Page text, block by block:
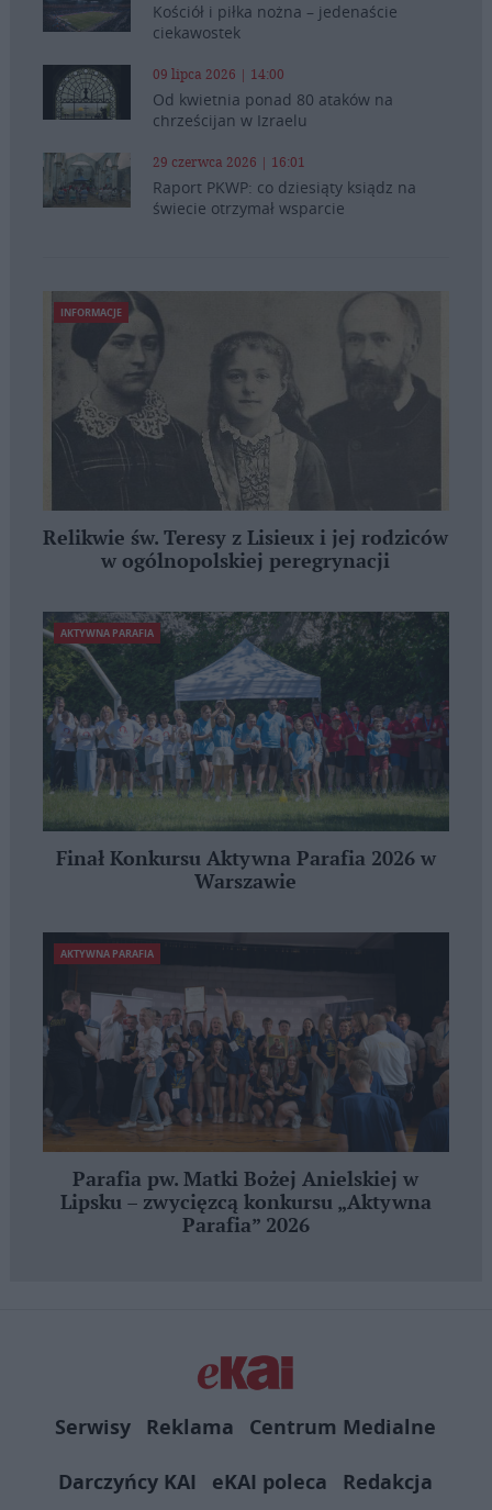
Kościół i piłka nożna – jedenaście
ciekawostek
09 lipca 2026 | 14:00
Od kwietnia ponad 80 ataków na
chrześcijan w Izraelu
29 czerwca 2026 | 16:01
Raport PKWP: co dziesiąty ksiądz na
świecie otrzymał wsparcie
INFORMACJE
Relikwie św. Teresy z Lisieux i jej rodziców
w ogólnopolskiej peregrynacji
AKTYWNA PARAFIA
Finał Konkursu Aktywna Parafia 2026 w
Warszawie
AKTYWNA PARAFIA
Parafia pw. Matki Bożej Anielskiej w
Lipsku – zwycięzcą konkursu „Aktywna
Parafia” 2026
Serwisy Reklama
Centrum Medialne
Darczyńcy KAI
eKAI poleca Redakcja